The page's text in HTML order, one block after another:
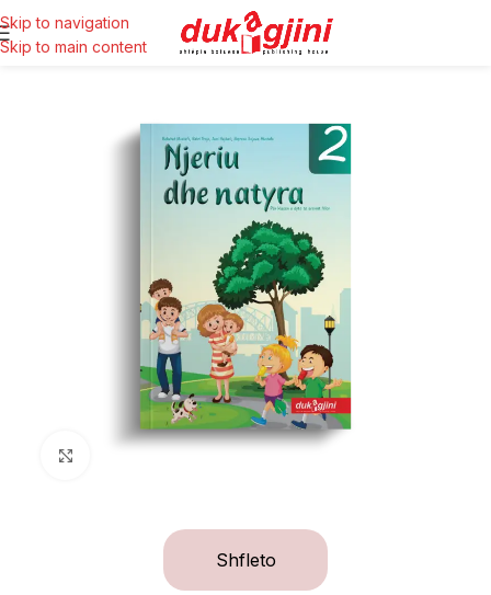
Skip to navigation
Skip to main content
Shfleto